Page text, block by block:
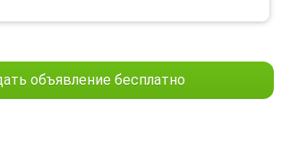
объявление бесплатно